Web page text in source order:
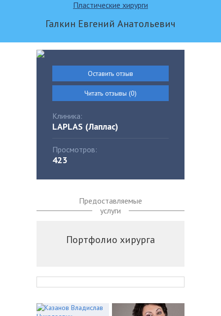
Оставить отзыв
Читать отзывы (0)
Клиника:
LAPLAS (Лаплас)
Просмотров:
423
Пластические хирурги
Галкин Евгений Анатольевич
Предоставляемые
услуги
Портфолио хирурга